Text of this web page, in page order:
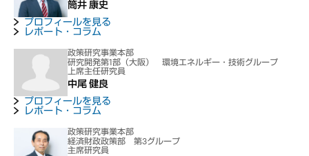
筒井 康史
プロフィールを見る
レポート・コラム
政策研究事業本部
研究開発第1部（大阪） 環境エネルギー・技術グループ
上席主任研究員
中尾 健良
プロフィールを見る
レポート・コラム
政策研究事業本部
経済財政政策部 第3グループ
主席研究員